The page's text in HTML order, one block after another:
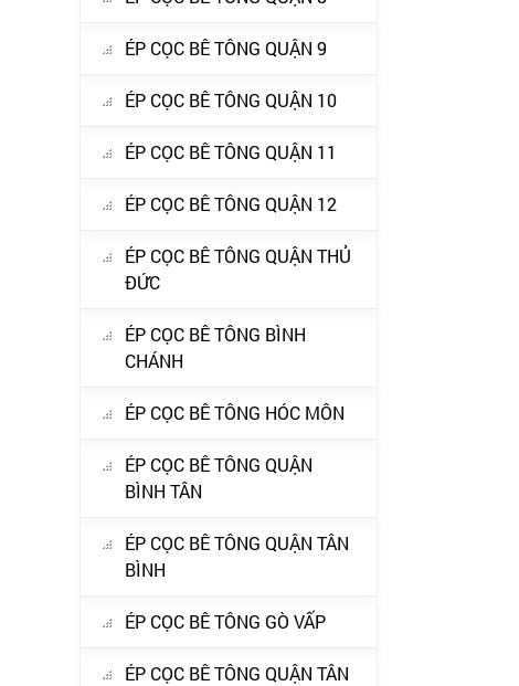
ÉP CỌC BÊ TÔNG QUẬN 9
ÉP CỌC BÊ TÔNG QUẬN 10
ÉP CỌC BÊ TÔNG QUẬN 11
ÉP CỌC BÊ TÔNG QUẬN 12
ÉP CỌC BÊ TÔNG QUẬN THỦ
ĐỨC
ÉP CỌC BÊ TÔNG BÌNH
CHÁNH
ÉP CỌC BÊ TÔNG HÓC MÔN
ÉP CỌC BÊ TÔNG QUẬN
BÌNH TÂN
ÉP CỌC BÊ TÔNG QUẬN TÂN
BÌNH
ÉP CỌC BÊ TÔNG GÒ VẤP
ÉP CỌC BÊ TÔNG QUẬN TÂN